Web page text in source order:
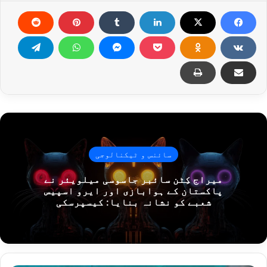
سائنس و ٹیکنالوجی
میراج کِٹن سائبر جاسوسی میلویئر نے
پاکستان کے ہوابازی اور ایرو اسپیس
شعبے کو نشانہ بنایا: کیسپرسکی